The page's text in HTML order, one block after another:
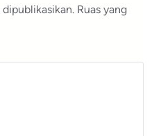
Ruas yang